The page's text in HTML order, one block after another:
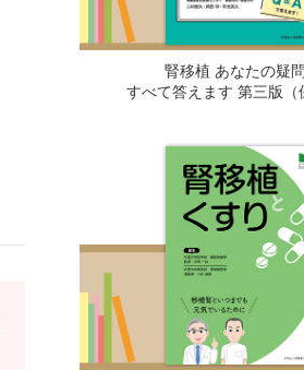
腎移植 あなたの疑
すべて答えます 第三版（